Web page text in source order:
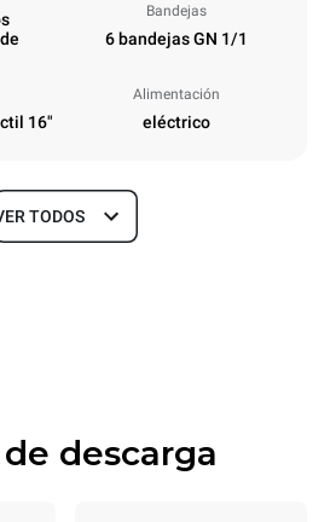
Bandejas
6 bandejas GN 1/1
16"
Alimentación
eléctrico
Tamaños
de la bandeja
TODOS
descarga